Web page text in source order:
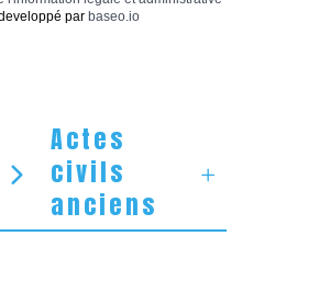
par baseo.io
Actes
civils
anciens